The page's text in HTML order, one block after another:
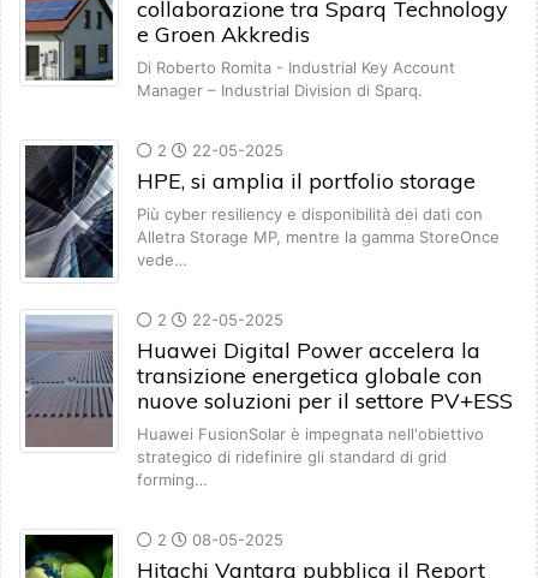
collaborazione tra Sparq Technology
e Groen Akkredis
Di Roberto Romita - Industrial Key Account
Manager – Industrial Division di Sparq.
2 22-05-2025
HPE, si amplia il portfolio storage
Più cyber resiliency e disponibilità dei dati con
Alletra Storage MP, mentre la gamma StoreOnce
vede…
2 22-05-2025
Huawei Digital Power accelera la
transizione energetica globale con
nuove soluzioni per il settore PV+ESS
Huawei FusionSolar è impegnata nell'obiettivo
strategico di ridefinire gli standard di grid
forming…
2 08-05-2025
Hitachi Vantara pubblica il Report